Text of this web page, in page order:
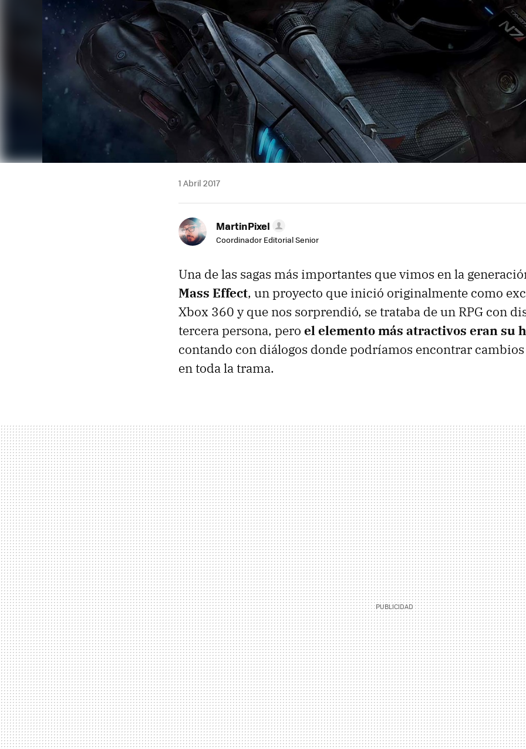
1 Abril 2017
MartinPixel
Coordinador Editorial Senior
Una de las sagas más importantes que vimos en la
Mass Effect, un proyecto que inició originalmente como
Xbox 360 y que nos sorprendió, se trataba de un RPG con
tercera persona, pero el elemento más atractivos eran su
contando con diálogos donde podríamos encontrar
en toda la trama.